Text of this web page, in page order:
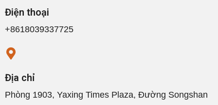
Điện thoại
+8618039337725
Địa chỉ
Phòng 1903, Yaxing Times Plaza, Đường Songshan